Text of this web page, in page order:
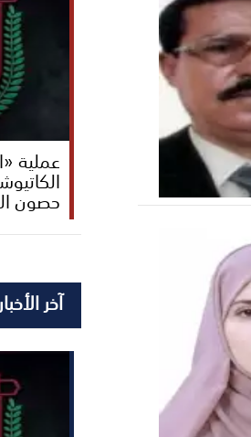
عملية
حصون
آخر